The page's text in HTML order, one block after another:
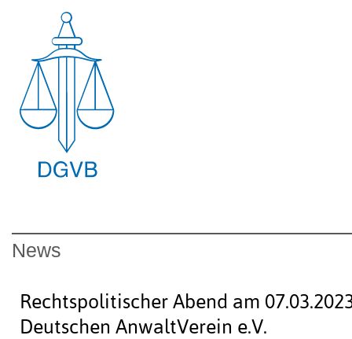
News
Rechtspolitischer Abend am
Deutschen AnwaltVerein e.V.